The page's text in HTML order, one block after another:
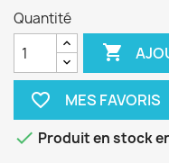
Quantité

favorite_border
 Produit en stock